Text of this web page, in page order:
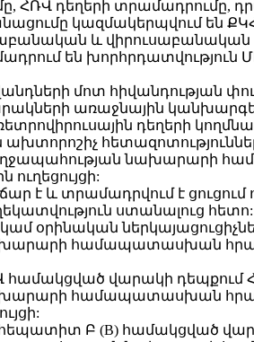
ՀՌՎ դեղերի
կազմակերպվում են
և վիրուսաբանական
են
մոտ հիվանդության
առաջնային
դեղերի
ախտորոշիչ
նախարարի
է և տրամադրվում է ցուցում
ստանալուց հետո:
կամ օրինական
համապատասխան
համակցված վարակի
համապատասխան
հեպատիտ Բ (B) համակցված